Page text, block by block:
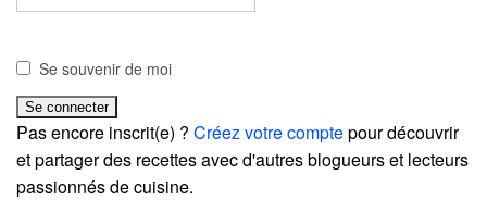
Se souvenir de moi
Pas encore inscrit(e) ? Créez votre comptepour découvrir
et partager des recettes avec d'autres blogueurs et lecteurs
passionnés de cuisine.